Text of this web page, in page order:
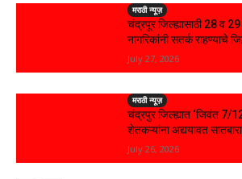
मराठी न्यूज़
चंद्रपूर जिल्ह्यासाठी 28 व
नागरिकांनी सतर्क राहण्याचे
July 27, 2026
मराठी न्यूज़
चंद्रपुर जिल्ह्यात ‘जिवंत 7/
शेतकऱ्यांना अद्ययावत
July 26, 2026